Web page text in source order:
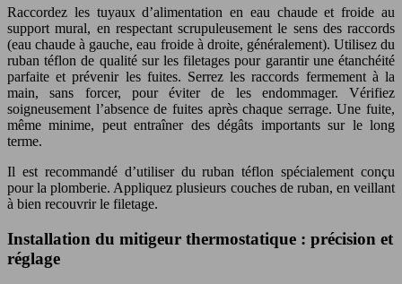
Raccordez les tuyaux d’alimentation en eau chaude et froide au
support mural, en respectant scrupuleusement le sens des raccords
(eau chaude à gauche, eau froide à droite, généralement). Utilisez du
ruban téflon de qualité sur les filetages pour garantir une étanchéité
parfaite et prévenir les fuites. Serrez les raccords fermement à la
main, sans forcer, pour éviter de les endommager. Vérifiez
soigneusement l’absence de fuites après chaque serrage. Une fuite,
même minime, peut entraîner des dégâts importants sur le long
terme.
Il est recommandé d’utiliser du ruban téflon spécialement conçu
pour la plomberie. Appliquez plusieurs couches de ruban, en veillant
à bien recouvrir le filetage.
Installation du mitigeur thermostatique : précision et
réglage